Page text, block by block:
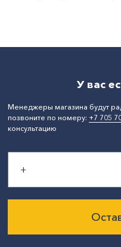
У вас
Менеджеры магазина будут
позвоните по номеру: +7 705
консультацию